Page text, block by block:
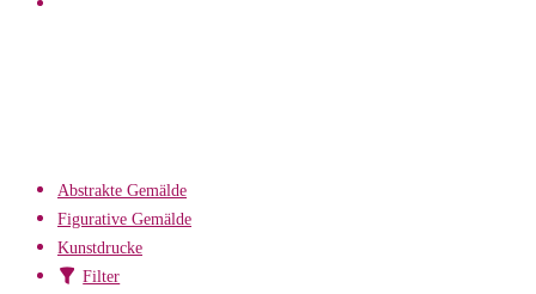
Abstrakte Gemälde
Figurative Gemälde
Kunstdrucke
Filter